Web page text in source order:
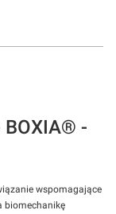
-
wspomagające
biomechanikę